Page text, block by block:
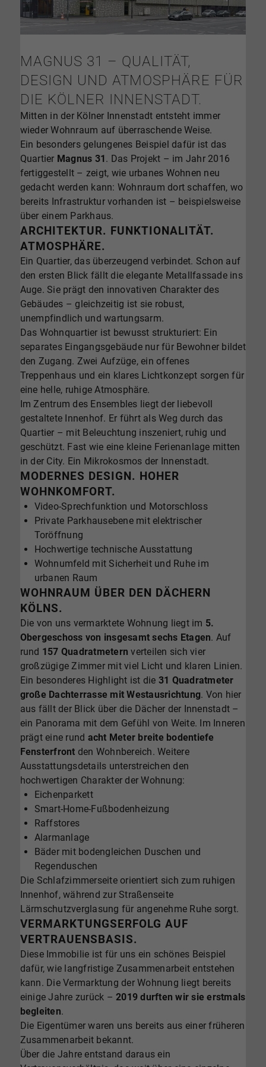
MAGNUS 31 – QUALITÄT,
DESIGN UND ATMOSPHÄRE FÜR
DIE KÖLNER INNENSTADT.
Mitten in der Kölner Innenstadt entsteht immer
wieder Wohnraum auf überraschende Weise.
Ein besonders gelungenes Beispiel dafür ist das
Quartier Magnus 31. Das Projekt – im Jahr 2016
fertiggestellt – zeigt, wie urbanes Wohnen neu
gedacht werden kann: Wohnraum dort schaffen, wo
bereits Infrastruktur vorhanden ist – beispielsweise
über einem Parkhaus.
ARCHITEKTUR. FUNKTIONALITÄT.
ATMOSPHÄRE.
Ein Quartier, das überzeugend verbindet. Schon auf
den ersten Blick fällt die elegante Metallfassade ins
Auge. Sie prägt den innovativen Charakter des
Gebäudes – gleichzeitig ist sie robust,
unempfindlich und wartungsarm.
Das Wohnquartier ist bewusst strukturiert: Ein
separates Eingangsgebäude nur für Bewohner bildet
den Zugang. Zwei Aufzüge, ein offenes
Treppenhaus und ein klares Lichtkonzept sorgen für
eine helle, ruhige Atmosphäre.
Im Zentrum des Ensembles liegt der liebevoll
gestaltete Innenhof. Er führt als Weg durch das
Quartier – mit Beleuchtung inszeniert, ruhig und
geschützt. Fast wie eine kleine Ferienanlage mitten
in der City. Ein Mikrokosmos der Innenstadt.
MODERNES DESIGN. HOHER
WOHNKOMFORT.
Video-Sprechfunktion und Motorschloss
Private Parkhausebene mit elektrischer
Toröffnung
Hochwertige technische Ausstattung
Wohnumfeld mit Sicherheit und Ruhe im
urbanen Raum
WOHNRAUM ÜBER DEN DÄCHERN
KÖLNS.
Die von uns vermarktete Wohnung liegt im 5.
Obergeschoss von insgesamt sechs Etagen. Auf
rund 157 Quadratmetern verteilen sich vier
großzügige Zimmer mit viel Licht und klaren Linien.
Ein besonderes Highlight ist die 31 Quadratmeter
große Dachterrasse mit Westausrichtung. Von hier
aus fällt der Blick über die Dächer der Innenstadt –
ein Panorama mit dem Gefühl von Weite. Im Inneren
prägt eine rund acht Meter breite bodentiefe
Fensterfront den Wohnbereich. Weitere
Ausstattungsdetails unterstreichen den
hochwertigen Charakter der Wohnung:
Eichenparkett
Smart-Home-Fußbodenheizung
Raffstores
Alarmanlage
Bäder mit bodengleichen Duschen und
Regenduschen
Die Schlafzimmerseite orientiert sich zum ruhigen
Innenhof, während zur Straßenseite
Lärmschutzverglasung für angenehme Ruhe sorgt.
VERMARKTUNGSERFOLG AUF
VERTRAUENSBASIS.
Diese Immobilie ist für uns ein schönes Beispiel
dafür, wie langfristige Zusammenarbeit entstehen
kann. Die Vermarktung der Wohnung liegt bereits
einige Jahre zurück –2019 durften wir sie erstmals
begleiten.
Die Eigentümer waren uns bereits aus einer früheren
Zusammenarbeit bekannt.
Über die Jahre entstand daraus ein